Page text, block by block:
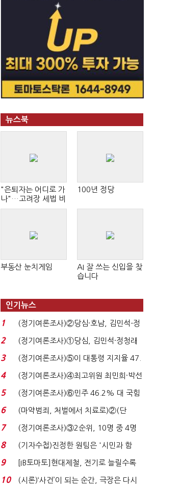
뉴스북
"은퇴자는 어디로 가
나"…고려장 세법 비
판 확산
100년 정당
부동산 눈치게임
AI 잘 쓰는 신입을 찾
습니다
인기뉴스
1
(정기여론조사)②당심·호남, 김민석-정
청래 '초접전'...
2
(정기여론조사)①당심, 김민석·정청래
'초접전'…대통령 ...
3
(정기여론조사)⑤이 대통령 지지율 47.
7%…일주일 만에 ...
4
(정기여론조사)④최고위원 최민희·박선
원 '양강'…서미...
5
(정기여론조사)⑥민주 46.2% 대 국힘
31.0%…오차범위 밖 ...
6
(마약범죄, 처벌에서 치료로)②(단
독)"마약은 전염병…여성...
7
(정기여론조사)③2순위, 10명 중 4명
'송영길'…정청래 '한 ...
8
(기자수첩)진정한 원팀은 '시민과 함
께'일 때 완성...
9
[IB토마토]현대제철, 전기로 늘릴수록
전기료 부담…저...
10
(시론)‘사건’이 되는 순간, 극장은 다시